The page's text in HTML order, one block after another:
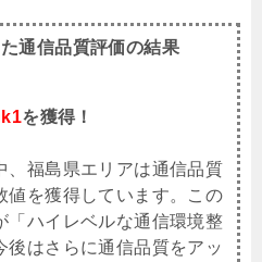
通信品質評価の結果
を獲得！
、福島県エリアは通信品質
値を獲得しています。この
「ハイレベルな通信環境整
後はさらに通信品質をアッ